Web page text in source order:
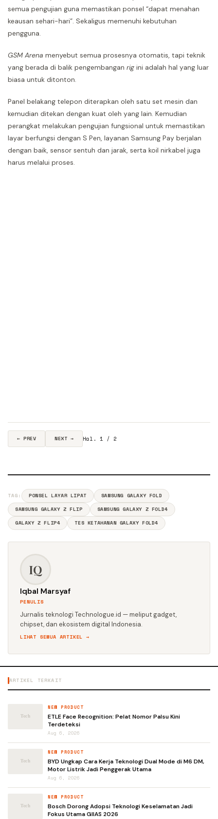
semua pengujian guna memastikan ponsel “dapat menahan
keausan sehari-hari”. Sekaligus memenuhi kebutuhan
pengguna.
GSM Arena menyebut semua prosesnya otomatis, tapi teknik
yang berada di balik pengembangan rig ini adalah hal yang luar
biasa untuk ditonton.
Panel belakang telepon diterapkan oleh satu set mesin dan
kemudian ditekan dengan kuat oleh yang lain. Kemudian
perangkat melakukan pengujian fungsional untuk memastikan
layar berfungsi dengan S Pen, layanan Samsung Pay berjalan
dengan baik, sensor sentuh dan jarak, serta koil nirkabel juga
harus melalui proses.
← PREV NEXT → Hal. 1 / 2
TAG: PONSEL LAYAR LIPAT
SAMSUNG GALAXY FOLD
SAMSUNG GALAXY Z FLIP
SAMSUNG GALAXY Z FOLD4
GALAXY Z FLIP4
TES KETAHANAN GALAXY FOLD4
IQ
Iqbal Marsyaf
PENULIS
Jurnalis teknologi Technologue.id — meliput gadget,
chipset, dan ekosistem digital Indonesia.
LIHAT SEMUA ARTIKEL →
ARTIKEL TERKAIT
NEW PRODUCT
ETLE Face Recognition: Pelat Nomor Palsu Kini
Terdeteksi
Aug 6, 2026
NEW PRODUCT
BYD Ungkap Cara Kerja Teknologi Dual Mode di M6 DM,
Motor Listrik Jadi Penggerak Utama
Aug 6, 2026
NEW PRODUCT
Bosch Dorong Adopsi Teknologi Keselamatan Jadi
Fokus Utama GIIAS 2026